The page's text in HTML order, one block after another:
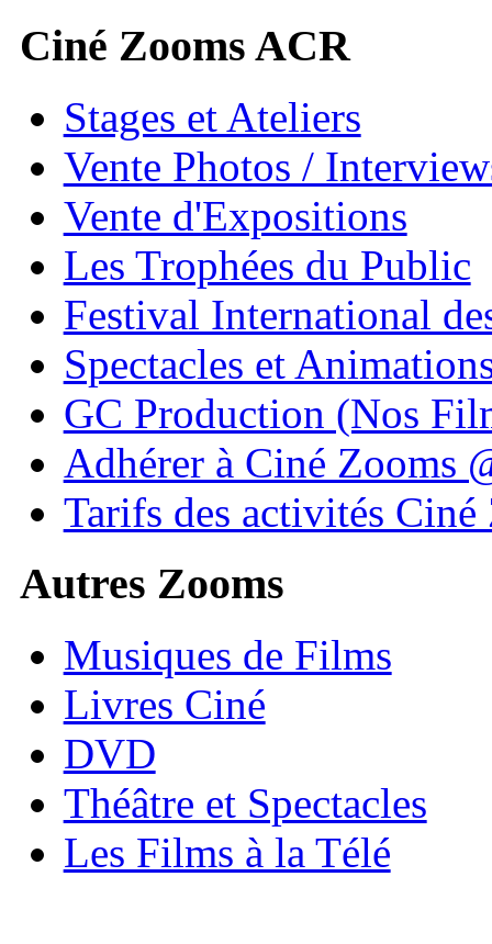
Ciné Zooms ACR
Stages et Ateliers
Vente Photos /
Vente d'Expositions
Les Trophées du Public
Festival International
Spectacles et
GC Production (Nos
Adhérer à Ciné Zooms
Tarifs des activités Ciné
Autres Zooms
Musiques de Films
Livres Ciné
DVD
Théâtre et Spectacles
Les Films à la Télé